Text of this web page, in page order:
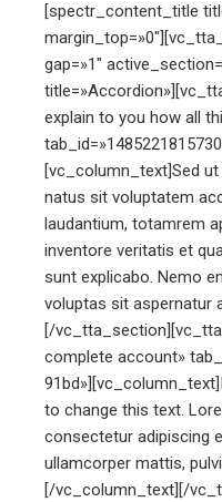
[spectr_content_title
gap=»1″
explain to you how all
[vc_column_text]Sed
natus sit voluptatem
laudantium, totamrem
inventore veritatis et
sunt explicabo. Nemo
voluptas sit aspernatur
[/
complete account»
to change this text.
consectetur adipiscing
ullamcorper mattis,
[/vc_column_text][/